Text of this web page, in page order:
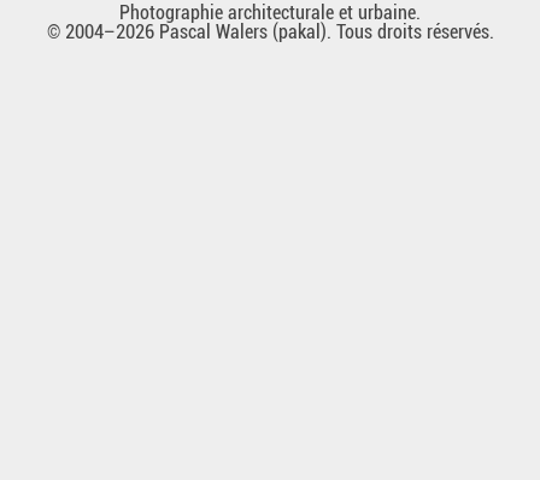
Photographie architecturale et urbaine.
© 2004–2026 Pascal Walers (pakal). Tous droits réservés.